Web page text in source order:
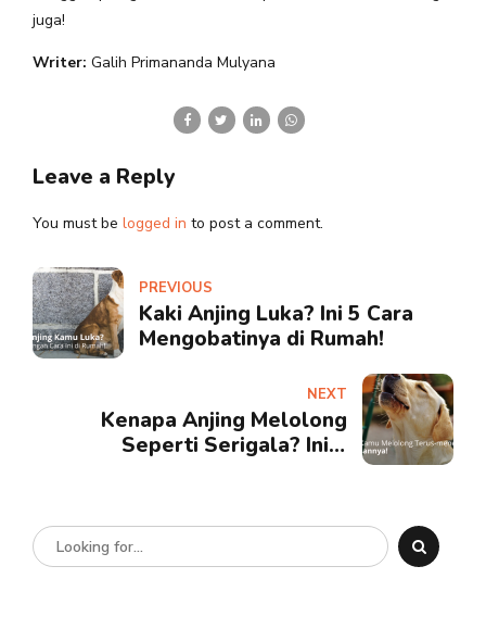
juga!
Writer: Galih Primananda Mulyana
Leave a Reply
You must be logged in to post a comment.
PREVIOUS
Kaki Anjing Luka? Ini 5 Cara
Mengobatinya di Rumah!
NEXT
Kenapa Anjing Melolong
Seperti Serigala? Ini 5